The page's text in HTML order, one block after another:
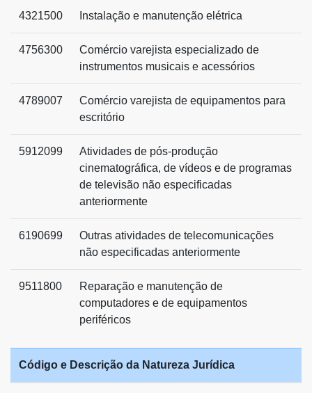
4321500 Instalação e manutenção elétrica
4756300
Comércio varejista especializado de
instrumentos musicais e acessórios
4789007
Comércio varejista de equipamentos para
escritório
5912099
Atividades de pós-produção
cinematográfica, de vídeos e de programas
de televisão não especificadas
anteriormente
6190699
Outras atividades de telecomunicações
não especificadas anteriormente
9511800
Reparação e manutenção de
computadores e de equipamentos
periféricos
Código e Descrição da Natureza Jurídica